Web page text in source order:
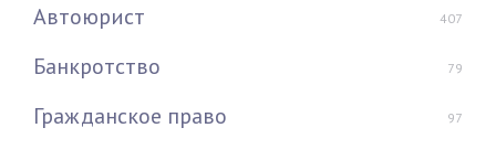
Автоюрист 407
Банкротство 79
Гражданское право 97